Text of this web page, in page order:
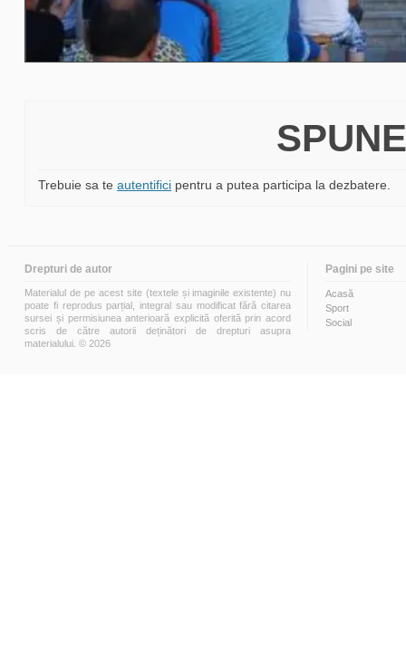
Trebuie sa teautentifici pentru a putea participa la dezbatere.
Drepturi de autor
Materialul de pe acest site (textele și imaginile existente) nu
poate fi reprodus parțial, integral sau modificat fără citarea
sursei și permisiunea anterioară explicită oferită prin acord
scris de către autorii deținători de drepturi asupra
materialului. © 2026
Pagini pe site
Acasă
Sport
Social